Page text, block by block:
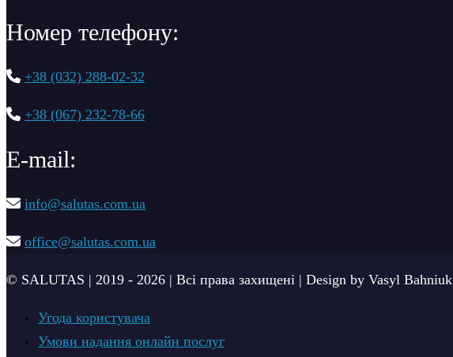
Номер телефону:
+38 (032) 288-02-32
+38 (067) 232-78-66
Е-mail:
info@salutas.com.ua
office@salutas.com.ua
© SALUTAS | 2019 - 2026 | Всі права захищені | Design by Vasyl Bahniuk
Угода користувача
Умови надання онлайн послуг